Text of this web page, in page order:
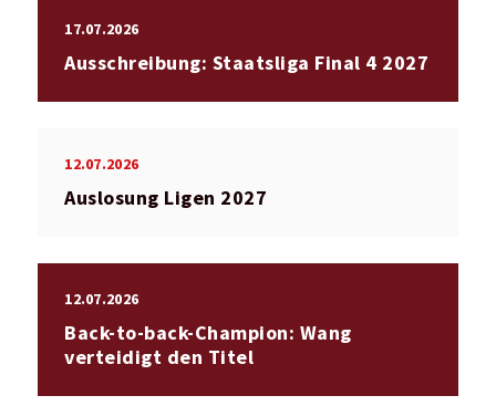
17.07.2026
Ausschreibung: Staatsliga Final 4 2027
12.07.2026
Auslosung Ligen 2027
12.07.2026
Back-to-back-Champion: Wang
verteidigt den Titel